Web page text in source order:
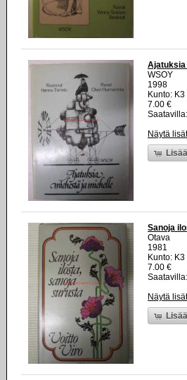
Ajatuksia
WSOY
1998
Kunto:
7.00 €
Näytä
Sanoja
Otava
1981
Kunto:
7.00 €
Näytä